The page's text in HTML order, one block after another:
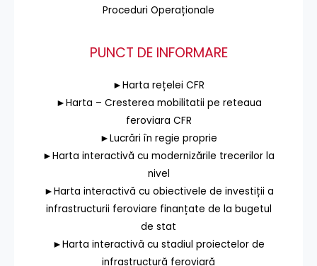
Proceduri Operaționale
PUNCT DE INFORMARE
►Harta rețelei CFR
►Harta – Cresterea mobilitatii pe reteaua
feroviara CFR
►Lucrări în regie proprie
►Harta interactivă cu modernizările trecerilor la
nivel
►Harta interactivă cu obiectivele de investiții a
infrastructurii feroviare finanțate de la bugetul
de stat
►Harta interactivă cu stadiul proiectelor de
infrastructură feroviară